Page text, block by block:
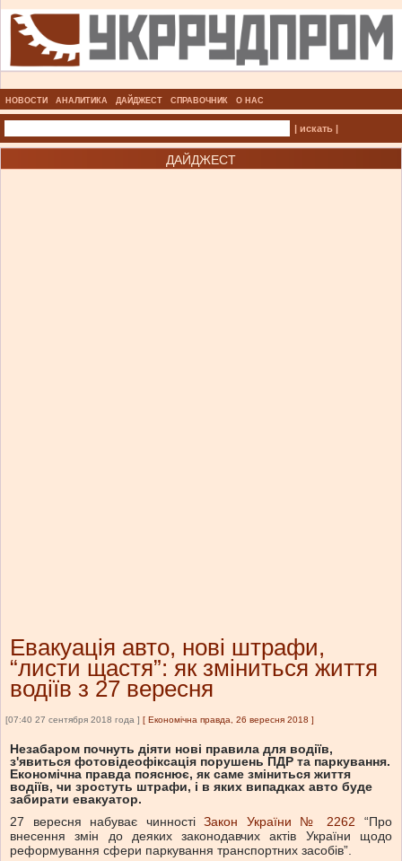
НОВОСТИ АНАЛИТИКА ДАЙДЖЕСТ СПРАВОЧНИК О НАС
| искать |
ДАЙДЖЕСТ
Евакуація авто, нові штрафи,
“листи щастя”: як зміниться життя
водіїв з 27 вересня
[07:40 27 сентября 2018 года ] [ Економічна правда, 26 вересня 2018 ]
Незабаром почнуть діяти нові правила для водіїв,
з'явиться фотовідеофіксація порушень ПДР та паркування.
Економічна правда пояснює, як саме зміниться життя
водіїв, чи зростуть штрафи, і в яких випадках авто буде
забирати евакуатор.
27 вересня набуває чинностіЗакон України № 2262 “Про
внесення змін до деяких законодавчих актів України щодо
реформування сфери паркування транспортних засобів”.